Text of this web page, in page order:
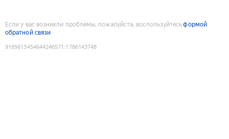
Если у вас возникли проблемы, пожалуйста, воспользуйтесьформой
обратной связи
9185613454644246571 :1786143748